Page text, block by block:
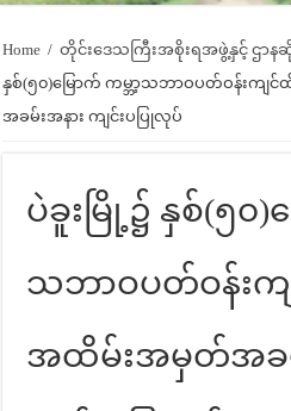
Home / တိုင်းဒေသကြီးအစိုးရအဖွဲ့နှင့် ဌာနဆို
နှစ်(၅၀)မြောက် ကမ္ဘာ့သဘာဝပတ်ဝန်းကျ
အခမ်းအနား ကျင်းပပြုလုပ်
ပဲခူးမြို့၌ နှစ်(၅၀)
သဘာဝပတ်ဝန်းက
အထိမ်းအမှတ်အခမ်